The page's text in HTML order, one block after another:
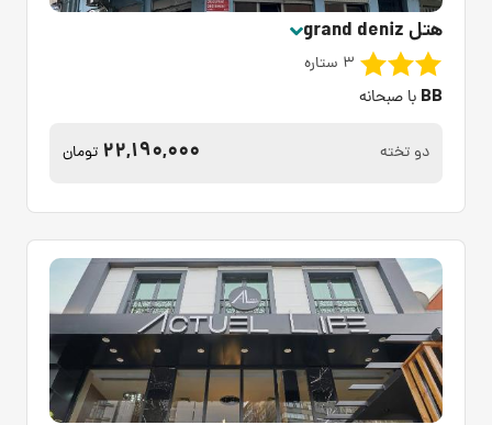
هتل grand deniz
3 ستاره
BB با صبحانه
دو تخته 22,190,000 تومان